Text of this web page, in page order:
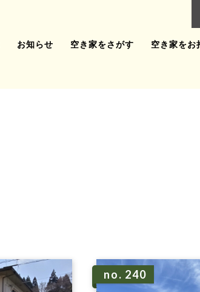
お知らせ 空き家をさがす 空き家をお
no. 240